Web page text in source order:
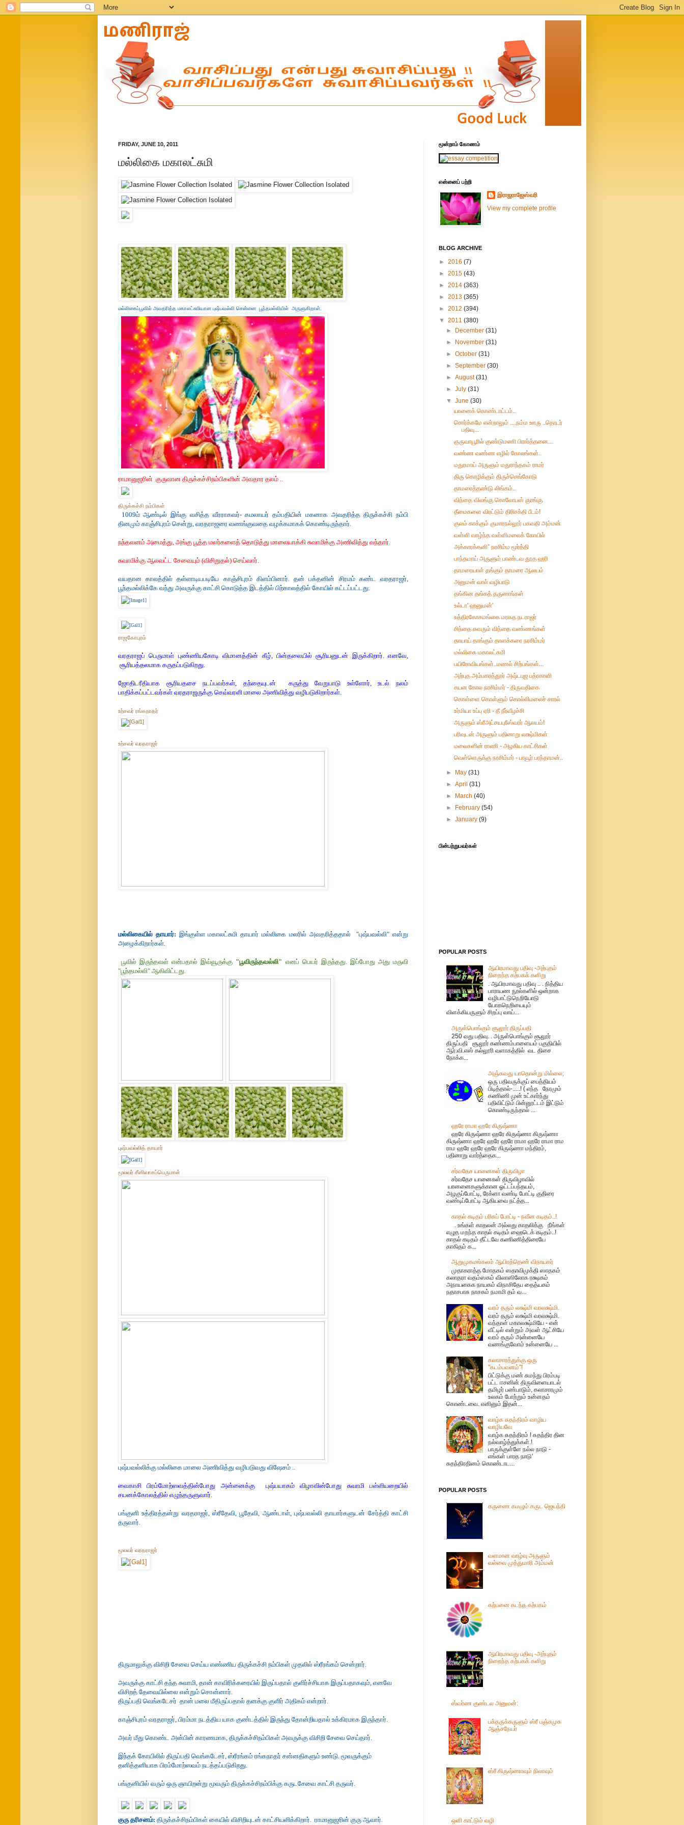
FRIDAY, JUNE 10, 2011
மல்லிகை மகாலட்சுமி
மல்லிகைப்பூவில் அவதரித்த மகாலட்சுமியான புஷ்பவல்லி சென்னை பூந்தமல்லியில் அருளுகிறாள்.
ராமானுஜரின் குருவான திருக்கச்சிநம்பிகளின் அவதார தலம் ..
திருக்கச்சி நம்பிகள்
1009ம் ஆண்டில் இங்கு வசித்த வீரராகவர்- கமலாயர் தம்பதியின் மகனாக அவதரித்த திருக்கச்சி நம்பி
தினமும் காஞ்சிபுரம் சென்று, வரதராஜரை வணங்குவதை வழக்கமாகக் கொண்டிருந்தார்.
நந்தவனம் அமைத்து, அங்கு பூத்த மலர்களைத் தொடுத்து மாலையாக்கி சுவாமிக்கு அணிவித்து வந்தார்.
சுவாமிக்கு ஆலவட்ட சேவையும் (விசிறுதல்) செய்வார்.
வயதான காலத்தில் தள்ளாடியபடியே காஞ்சிபுரம் கிளம்பினார். தன் பக்தனின் சிரமம் கண்ட வரதராஜர்,
பூந்தமல்லிக்கே வந்து அவருக்கு காட்சி கொடுத்த இடத்தில் பிற்காலத்தில் கோயில் கட்டப்பட்டது.
ராஜகோபுரம்
வரதராஜப் பெருமாள் புண்ணியகோடி விமானத்தின் கீழ், பின்தலையில் சூரியனுடன் இருக்கிறார். எனவே,
சூரியத்தலமாக கருதப்படுகிறது.
ஜோதிடரீதியாக சூரியதசை நடப்பவர்கள், தந்தையுடன் கருத்து வேறுபாடு உள்ளோர், உடல் நலம்
பாதிக்கப்பட்டவர்கள் வரதராஜருக்கு செவ்வரளி மாலை அணிவித்து வழிபடுகிறார்கள்.
உற்சவர் ரங்கநாதர்
உற்சவர் வரதராஜர்
மல்லிகையில் தாயார்: இங்குள்ள மகாலட்சுமி தாயார் மல்லிகை மலரில் அவதரித்ததால் "புஷ்பவல்லி" என்று
அழைக்கிறார்கள்.
பூவில் இருந்தவள் என்பதால் இவ்வூருக்கு "பூவிருந்தவல்லி" எனப் பெயர் இருந்தது. இப்போது அது மருவி
"பூந்தமல்லி" ஆகிவிட்டது.
புஷ்பவல்லித் தாயார்
மூலவர் சீனிவாசப்பெருமாள்
புஷ்பவல்லிக்கு மல்லிகை மாலை அணிவித்து வழிபடுவது விஷேசம் ..
வைகாசி பிரம்மோற்ஸவத்தின்போது அன்னைக்கு புஷ்பயாகம் விழாவின்போது சுவாமி பள்ளியறையில்
சயனக்கோலத்தில் எழுந்தருளுவார்.
பங்குனி உத்திரத்தன்று வரதராஜர், ஸ்ரீதேவி, பூதேவி, ஆண்டாள், புஷ்பவல்லி தாயார்களுடன் சேர்த்தி காட்சி
தருவார்.
மூலவர் வரதராஜர்
திருமாலுக்கு விசிறி சேவை செய்ய எண்ணிய திருக்கச்சி நம்பிகள் முதலில் ஸ்ரீரங்கம் சென்றார்.
அவருக்கு காட்சி தந்த சுவாமி, தான் காவிரிக்கரையில் இருப்பதால் குளிர்ச்சியாக இருப்பதாகவும், எனவே
விசிறத் தேவையில்லை என்றும் சொன்னார்.
திருப்பதி வெங்கடேசர் தான் மலை மீதிருப்பதால் தனக்கு குளிர் அதிகம் என்றார்.
காஞ்சிபுரம் வரதராஜர், பிரம்மா நடத்திய யாக குண்டத்தில் இருந்து தோன்றியதால் உக்கிரமாக இருந்தார்.
அவர் மீது கொண்ட அன்பின் காரணமாக, திருக்கச்சிநம்பிகள் அவருக்கு விசிறி சேவை செய்தார்.
இந்தக் கோயிலில் திருப்பதி வெங்கடேசர், ஸ்ரீரங்கம் ரங்கநாதர் சன்னதிகளும் உண்டு. மூவருக்கும்
தனித்தனியாக பிரம்மோற்ஸவம் நடத்தப்படுகிறது.
பங்குனியில் வரும் ஒரு ஞாயிறன்று மூவரும் திருக்கச்சிநம்பிக்கு கருடசேவை காட்சி தருவர்.
குரு தரிசனம்: திருக்கச்சிநம்பிகள் கையில் விசிறியுடன் காட்சியளிக்கிறார். ராமானுஜரின் குரு ஆவார்.
மூன்றாம் கோணம்
என்னைப் பற்றி
இராஜராஜேஸ்வரி
View my complete profile
BLOG ARCHIVE
► 2016 (7)
► 2015 (43)
► 2014 (363)
► 2013 (365)
► 2012 (394)
▼ 2011 (380)
►
December(31)
►
November(31)
►October(31)
►September(30)
►August(31)
►July(31)
▼June(30)
யானைக் கொண்டாட்டம்..
சொர்க்கமே என்றாலும் ....நம்ம ஊரு ..தொடர்
பதிவு...
குருவாயூரில் குண்டுமணி பிரார்த்தனை...
வண்ண வண்ண எழில் கோலங்கள்..
மதுரமாய் அருளும் மதுராந்தகம் ராமர்
திரு கொழிக்கும் திருச்செங்கோடு
தாமரைத்தண்டு லிங்கம்..
விந்தை விலங்கு கொலோபஸ் குரங்கு
தீமைகளை விரட்டும் திரிசக்தி பீடம்!
குலம் காக்கும் குமாரநல்லூர் பகவதி அம்மன்
வள்ளி வாழ்ந்த வள்ளிமலைக் கோயில்
அக்காரக்கனி” நரசிம்ம மூர்த்தி
பாந்தமாய் அருளும் பாண்டவ தூத ஹரி
தாமரையாள் தங்கும் தாமரை ஆலயம்
அனுமன் வால் வழிபாடு
தங்கின தங்கத் தருணங்கள்
உ‌ல்டா' ஹனும‌ன்'
உத்திரகோசமங்கை மரகத நடராஜர்
சிந்தை கவரும் விந்தை வண்ணங்கள்
தாயாய் தாங்கும் தாளக்கரை நரசிம்மர்
மல்லிகை மகாலட்சுமி
பயிரோவியங்கள்..மணல் சிற்பங்கள்...
அற்புத அம்பகரத்தூர் அஷ்டபுஜ பத்ரகாளி
சயன கோல நரசிம்மர் - திருவதிகை
கொள்ளை கொள்ளும் கொல்லிமலைச் சாரல்
உர்மியா உப்பு ஏரி - தீ நீர்வீழச்சி
அருளும் ஸ்ரீஅட்சயபுரீஸ்வரர் ஆலயம்!
பரிவுடன் அருளும் பதினாறு லக்ஷ்மிகள்
மலைகளின் ராணி - அழகிய காட்சிகள்
வெள்ளெருக்கு நரசிம்மர் - பாவூர் பரந்தாமன்..
► May(31)
►April(31)
►
March(40)
►
February(54)
►January(9)
பின்பற்றுபவர்கள்
POPULAR POSTS
ஆயிரமாவது பதிவு -அற்புதம்
நிறைந்த கற்பகக் களிறு
. ஆயிரமாவது பதிவு .. . நித்திய
பாராயண நூல்களில் ஒன்றாக
வழிபாட்டுநெறியோடு
யோகநெறியையும்
விளக்கியருளும் சிறப்பு வாய்...
அருள்பொங்கும் சூலூர் திருப்பதி
250 வது பதிவு. . அருள்பொங்கும் சூலூர்
திருப்பதி சூலூர் கண்ணம்பாளையம் பகுதியில்
ஆர்.வி.எஸ் கல்லூரி வளாகத்தில் வட திசை
நோக்க...
அஞ்சுவது யாதொன்று மில்லை;
ஒரு பதிவருக்குப் பைத்தியம்
பிடித்தால்-.....! ( எந்த நேரமும்
கணிணி முன் உட்கார்ந்து
பதிவிட்டும் பின்னூட்டம் இட்டும்
கொண்டிருந்தால் ...
ஹரே ராமா ஹரே கிருஷ்ணா
ஹரே கிருஷ்ணா ஹரே கிருஷ்ணா கிருஷ்ணா
கிருஷ்ணா ஹரே ஹரே ஹரே ராமா ஹரே ராமா ராம
ராம ஹரே ஹரே ஹரே கிருஷ்ணா மந்திரம்,
பதினாறு வார்த்தைக...
சர்வதேச யானைகள் திருவிழா
சர்வதேச யானைகள் திருவிழாவில்
யானனைகளுக்கான ஓட்டப்பந்தயம்,
அழகுப்போட்டி, ரேக்ளா வண்டி போட்டி குதிரை
வண்டிப்போட்டி ஆகியவை நட்த்த...
காதல் கடிதம் பரிசுப் போட்டி - நவீன கடிதம்..!
. உங்கள் காதலன் அல்லது காதலிக்கு நீங்கள்
எழுத மறந்த காதல் கடிதம் ஹைடெக் கடிதம்..!
காதல் கடிதம் தீட்டவே கணிணித்திரையே
காகிதம் க...
ஆறுமுகமங்கலம் ஆயிரத்தெண் விநாயகர்
முதாகராத்த மோதகம் ஸதாவிமுக்தி ஸாதகம்
கலாதரா வதம்ஸகம் விலாஸிலோக ரக்ஷகம்
அநாயகைக நாயகம் விநாசிதேப தைத்யகம்
நதாசபாசு நாசகம் நமாமி தம் வ...
வரம் தரும் லக்ஷ்மி வரலக்ஷ்மி.
வரம் தரும் லக்ஷ்மி வரலக்ஷ்மி.
வந்தாள் மகாலக்ஷ்மியே - என்
வீட்டில் என்றும் அவள் ஆட்சியே
வரம் தரும் அன்னையே
வணங்குவோம் உன்னையே ...
கலாசாரத்துக்கு ஒரு
"கடம்பவனம்"!
பிட்டுக்கு மண் சுமந்து பிரம்படி
பட்ட ஈசனின் திருவிளையாடல்
தமிழர் பண்பாடும், கலாசாரமும்
உலகம் போற்றும் உன்னதம்
கொண்டவை. எனினும் இதன்...
வாழ்க சுதந்திரம் வாழிய
வாழியவே
வாழ்க சுதந்திரம் ! சுதந்திர தின
நல்வாழ்த்துக்கள்.!
பாருக்குள்ளே நல்ல நாடு -
எங்கள் பாரத நாடு'
சுதந்திரதினம் கொண்டாட...
POPULAR POSTS
கருணை கமழும் கருட ஜெயந்தி
வளமான வாழ்வு அருளும்
வல்வை முத்துமாரி அம்மன்
கற்பனை கடந்த கற்பகம்
ஆயிரமாவது பதிவு -அற்புதம்
நிறைந்த கற்பகக் களிறு
ஸ்வர்ண குண்டல அனுமன்:
பக்தருக்கருளும் ஸ்ரீ பஞ்சமுக
ஆஞ்சநேயர்
ஸ்ரீ கிருஷ்ணாவும் நிலாவும்
ஒளி காட்டும் வழி